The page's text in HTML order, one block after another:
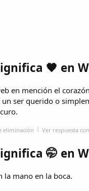
🖤 en
en mención el
un ser querido o
eliminación Ver respuesta
🤭 en
la mano en la boca.